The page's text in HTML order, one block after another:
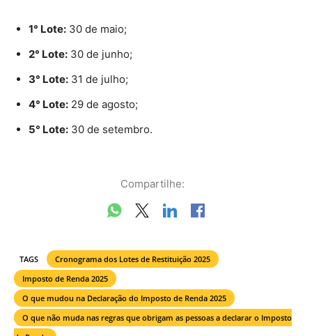
1° Lote: 30 de maio;
2° Lote: 30 de junho;
3° Lote: 31 de julho;
4° Lote: 29 de agosto;
5° Lote: 30 de setembro.
Compartilhe:
TAGS
Cronograma dos Lotes de Restituição 2025
Imposto de Renda 2025
O que mudou na Declaração do Imposto de Renda 2025
O que não muda nas regras que obrigam as pessoas a declarar o Imposto